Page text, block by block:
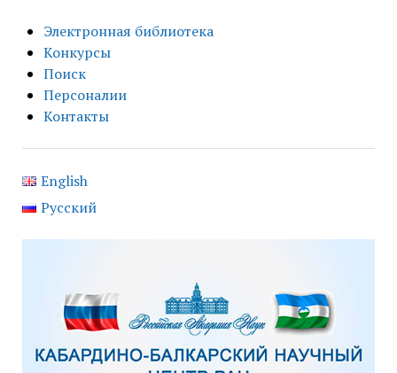
Электронная библиотека
Конкурсы
Поиск
Персоналии
Контакты
English
Русский